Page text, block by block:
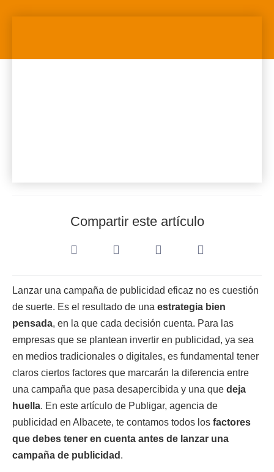
Compartir este artículo
Lanzar una campaña de publicidad eficaz no es cuestión
de suerte. Es el resultado de una estrategia bien
pensada, en la que cada decisión cuenta. Para las
empresas que se plantean invertir en publicidad, ya sea
en medios tradicionales o digitales, es fundamental tener
claros ciertos factores que marcarán la diferencia entre
una campaña que pasa desapercibida y una que deja
huella. En este artículo de Publigar, agencia de
publicidad en Albacete, te contamos todos los factores
que debes tener en cuenta antes de lanzar una
campaña de publicidad .